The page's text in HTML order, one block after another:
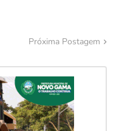
Próxima Postagem